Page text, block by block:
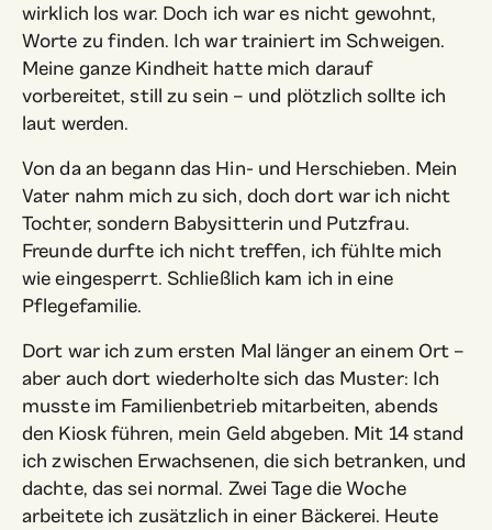
wirklich los war. Doch ich war es nicht gewohnt,
Worte zu finden. Ich war trainiert im Schweigen.
Meine ganze Kindheit hatte mich darauf
vorbereitet, still zu sein – und plötzlich sollte ich
laut werden.
Von da an begann das Hin- und Herschieben. Mein
Vater nahm mich zu sich, doch dort war ich nicht
Tochter, sondern Babysitterin und Putzfrau.
Freunde durfte ich nicht treffen, ich fühlte mich
wie eingesperrt. Schließlich kam ich in eine
Pflegefamilie.
Dort war ich zum ersten Mal länger an einem Ort –
aber auch dort wiederholte sich das Muster: Ich
musste im Familienbetrieb mitarbeiten, abends
den Kiosk führen, mein Geld abgeben. Mit 14 stand
ich zwischen Erwachsenen, die sich betranken, und
dachte, das sei normal. Zwei Tage die Woche
arbeitete ich zusätzlich in einer Bäckerei. Heute